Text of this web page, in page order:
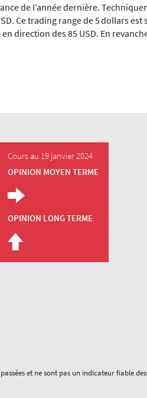
de l’année dernière.
Ce trading range de 5 dollars
direction des 85 USD. En
Cours au 19 janvier 2024
OPINION MOYEN TERME
OPINION LONG TERME
et ne sont pas un indicateur fiable